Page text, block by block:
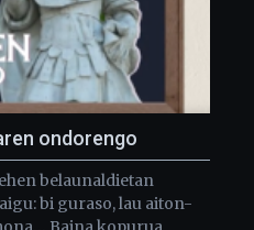
ondorengo
belaunaldietan
bi guraso, lau aiton-